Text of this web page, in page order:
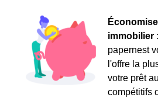
immobilier :
papernest
l'offre la
votre prêt
compétitifs